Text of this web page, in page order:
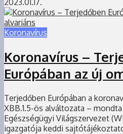
Koronavírus
Koronavírus –
Európában az új
Terjedőben Európában a
XBB.1.5-ös alváltozata –
Egészségügyi Világszervezet
igazgatója keddi